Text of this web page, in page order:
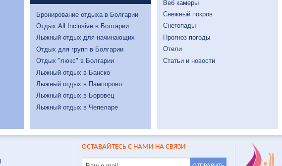
Бронирование отдыха в Болгарии
Отдых All Inclusive в Болгарии
Лыжный отдых для начинающих
Отдых для групп в Болгарии
Отдых "люкс" в Болгарии
Лыжный отдых в Банско
Лыжный отдых в Пампорово
Лыжный отдых в Боровец
Лыжный отдых в Чепеларе
Веб камеры
Снежный покров
Снегопады
Прогноз погоды
Отели
Статьи и новости
ОСТАВАЙТЕСЬ С НАМИ НА СВЯЗИ